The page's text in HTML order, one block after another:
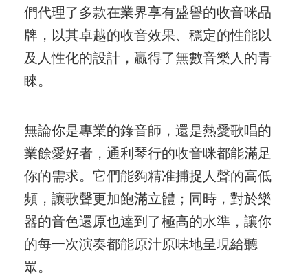
們代理了多款在業界享有盛譽的收音咪品
牌，以其卓越的收音效果、穩定的性能以
及人性化的設計，贏得了無數音樂人的青
睞。
無論你是專業的錄音師，還是熱愛歌唱的
業餘愛好者，通利琴行的收音咪都能滿足
你的需求。它們能夠精准捕捉人聲的高低
頻，讓歌聲更加飽滿立體；同時，對於樂
器的音色還原也達到了極高的水準，讓你
的每一次演奏都能原汁原味地呈現給聽
眾。